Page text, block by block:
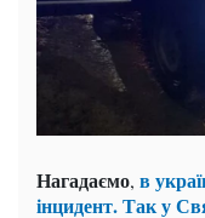
Нагадаємо, в
інцидент. Так у